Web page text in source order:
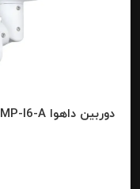
دوربین داهوا DH-HAC-HFW1231TLMP-I6-A